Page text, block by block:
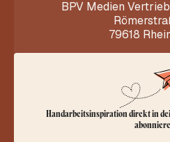
BPV Medien
79618
Handarbeitsinspiration direkt in